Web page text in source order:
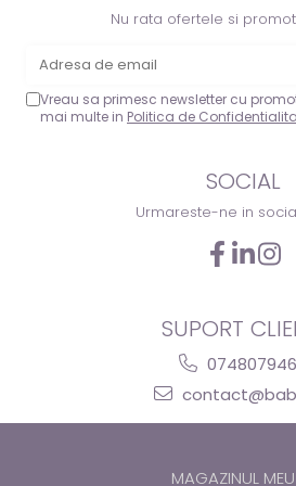
Nu rata ofertele si
Vreau sa primesc newsletter cu
mai multe in Politica de
SOCIAL
Urmareste-ne in
SUPORT
MAGAZINUL MEU